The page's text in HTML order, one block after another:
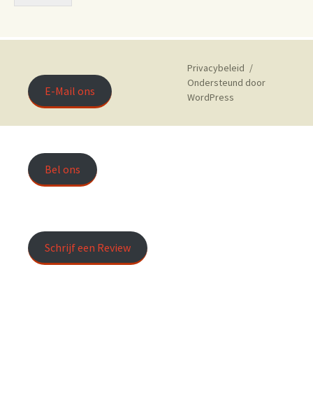
E-Mail ons
Bel ons
Schrijf een Review
Privacybeleid
Ondersteund door
WordPress